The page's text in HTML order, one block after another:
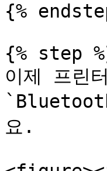
{%
{% step
이제 프린
요.